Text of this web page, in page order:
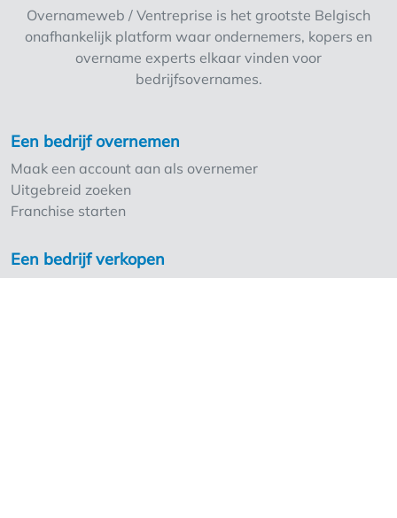
Overnameweb / Ventreprise is het grootste Belgisch
onafhankelijk platform waar ondernemers, kopers en
overname experts elkaar vinden voor
bedrijfsovernames.
Een bedrijf overnemen
Maak een account aan als overnemer
Uitgebreid zoeken
Franchise starten
Een bedrijf verkopen